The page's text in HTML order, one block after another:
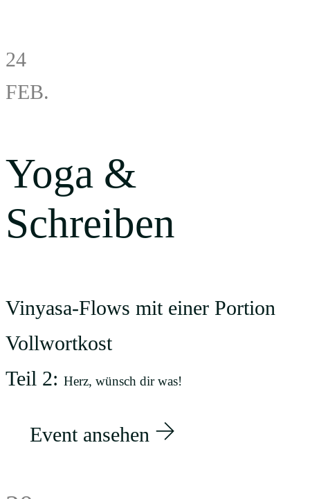
24
FEB.
Yoga &
Schreiben
Vinyasa-Flows mit einer Portion
Vollwortkost
Teil 2: Herz, wünsch dir was!
Event ansehen